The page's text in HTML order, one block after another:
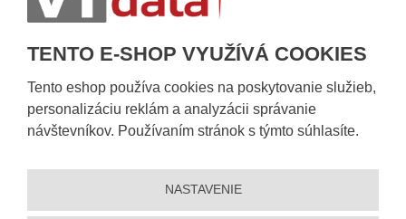
TENTO E-SHOP VYUŽÍVÁ COOKIES
Tento eshop používa cookies na poskytovanie služieb,
personalizáciu reklám a analyzácii správanie
návštevníkov. Používaním stránok s týmto súhlasíte.
NASTAVENIE
Sledovanie zásielok
Vyhlásenie o prístupnosti |Ochrana osobných údajov |Mapa stránky |